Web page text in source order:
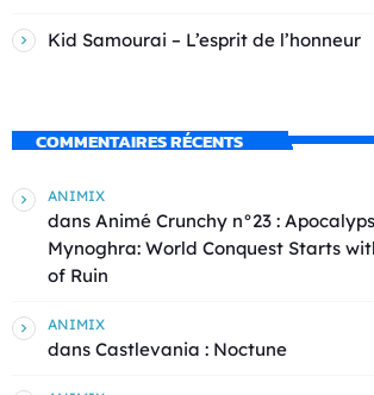
Kid Samourai – L’esprit de l’honneur
COMMENTAIRES RÉCENTS
ANIMIX
dans Animé Crunchy n°23 :
Mynoghra: World Conquest Starts
of Ruin
ANIMIX
dans Castlevania : Noctune